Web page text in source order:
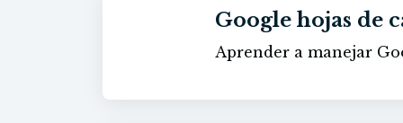
Google hojas de
Aprender a manejar